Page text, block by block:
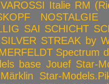
Italie RM
NOSTALGIE
SAI SCHICHT
SILVER STREAK by
Spectrum
base Jouef Star-
Star-